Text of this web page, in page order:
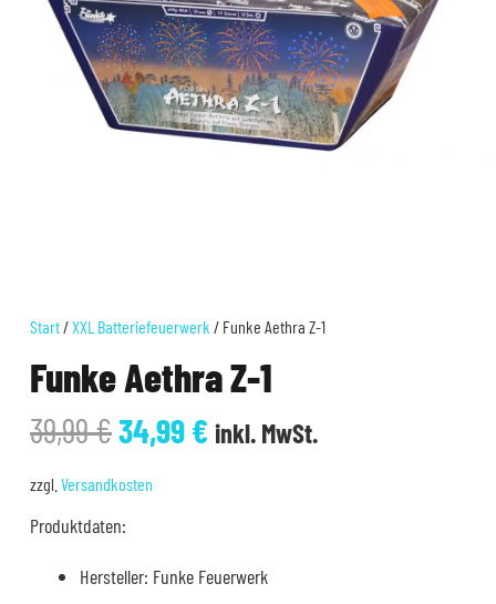
Start/XXL Batteriefeuerwerk / Funke Aethra Z-1
Funke Aethra Z-1
39,99€Ursprünglicher
Preis
war:
39,99 €
34,99€Aktueller
inkl. MwSt.
zzgl. Versandkosten
Produktdaten:
Hersteller: Funke Feuerwerk